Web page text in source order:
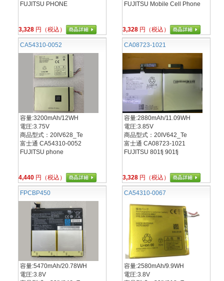
FUJITSU PHONE
3,328 円（税込）
FUJITSU Mobile Cell Phone
3,328 円（税込）
CA54310-0052
容量:3200mAh/12WH
電圧:3.75V
商品型式：20IV628_Te
富士通 CA54310-0052
FUJITSU phone
4,440 円（税込）
CA08723-1021
容量:2880mAh/11.09WH
電圧:3.85V
商品型式：20IV642_Te
富士通 CA08723-1021
FUJITSU 801fj 901fj
3,328 円（税込）
FPCBP450
容量:5470mAh/20.78WH
電圧:3.8V
CA54310-0067
容量:2580mAh/9.9WH
電圧:3.8V